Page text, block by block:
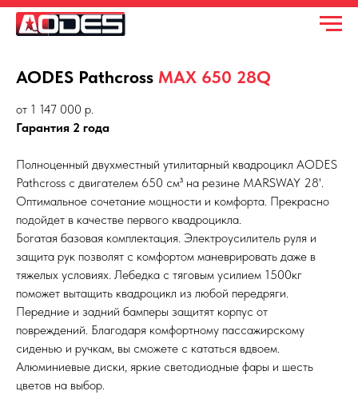
AODES Pathcross MAX 650 28Q
от 1 147 000 р.
Гарантия 2 года
Полноценный двухместный утилитарный квадроцикл AODES
Pathcross с двигателем 650 см³ на резине MARSWAY 28'.
Оптимальное сочетание мощности и комфорта. Прекрасно
подойдет в качестве первого квадроцикла.
Богатая базовая комплектация. Электроусилитель руля и
защита рук позволят с комфортом маневрировать даже в
тяжелых условиях. Лебедка с тяговым усилием 1500кг
поможет вытащить квадроцикл из любой передряги.
Передние и задний бамперы защитят корпус от
повреждений. Благодаря комфортному пассажирскому
сиденью и ручкам, вы сможете с кататься вдвоем.
Алюминиевые диски, яркие светодиодные фары и шесть
цветов на выбор.